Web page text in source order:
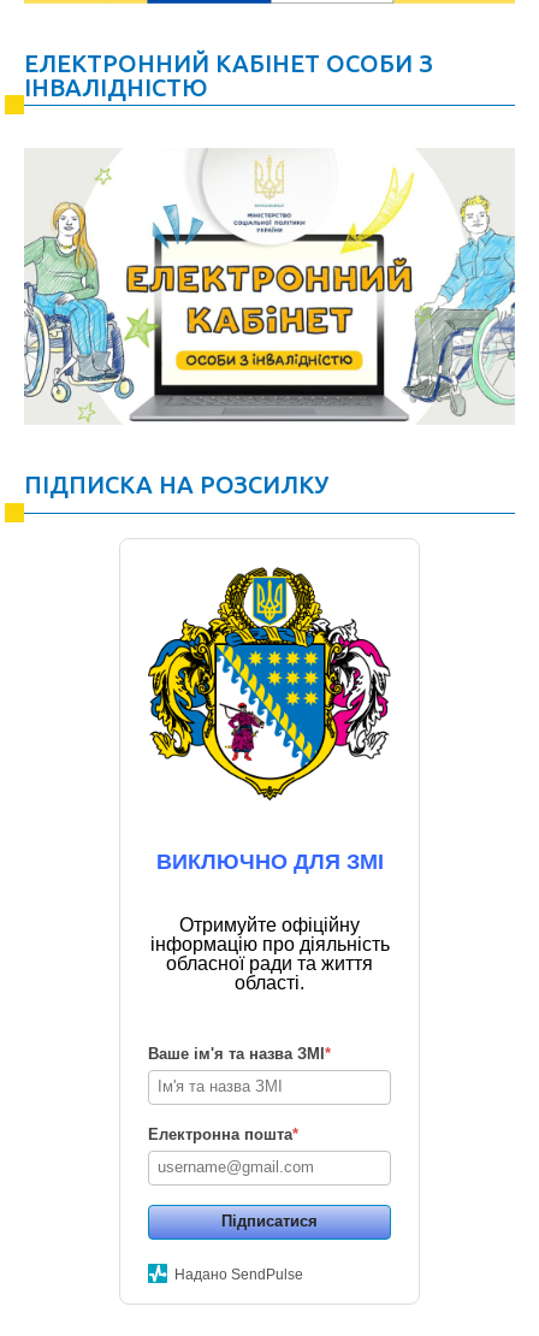
ЕЛЕКТРОННИЙ КАБІНЕТ ОСОБИ З
ІНВАЛІДНІСТЮ
ПІДПИСКА НА РОЗСИЛКУ
ВИКЛЮЧНО ДЛЯ ЗМІ
Отримуйте офіційну
інформацію про діяльність
обласної ради та життя
області.
Ваше ім'я та назва ЗМІ*
Електронна пошта*
Підписатися
Надано SendPulse